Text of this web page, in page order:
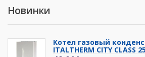
Новинки
Котел газовый
ITALTHERM CITY CLASS